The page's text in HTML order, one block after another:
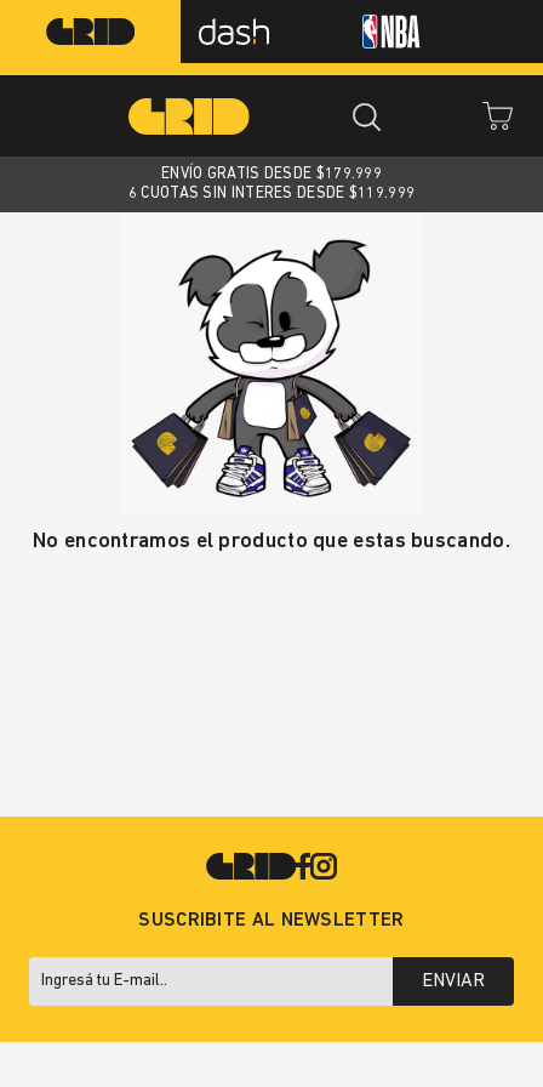
ENVÍO GRATIS DESDE $179.999
6 CUOTAS SIN INTERES DESDE $119.999
No encontramos el producto que estas buscando.
SUSCRIBITE AL NEWSLETTER
ENVIAR